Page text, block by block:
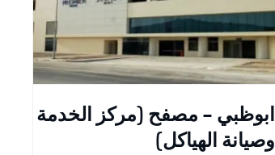
ابوظبي - مصفح (مركز الخدمة
وصيانة الهياكل)